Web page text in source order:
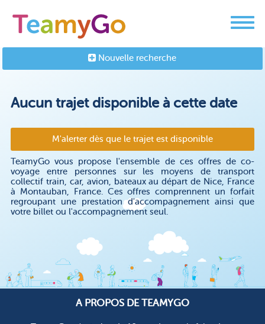
Nouvelle recherche
Aucun trajet disponible à cette date
M'alerter dès que le trajet est disponible
TeamyGo vous propose l'ensemble de ces offres de co-
voyage entre personnes sur les moyens de transport
collectif train, car, avion, bateaux au départ de Nice, France
à Montauban, France. Ces offres comprennent un forfait
regroupant une prestation d'accompagnement ainsi que
votre billet ou l'accompagnement seul.
A PROPOS DE TEAMYGO